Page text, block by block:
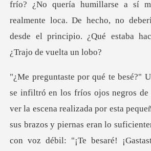
nas eran lo
con voz débil: "¡Te besaré!